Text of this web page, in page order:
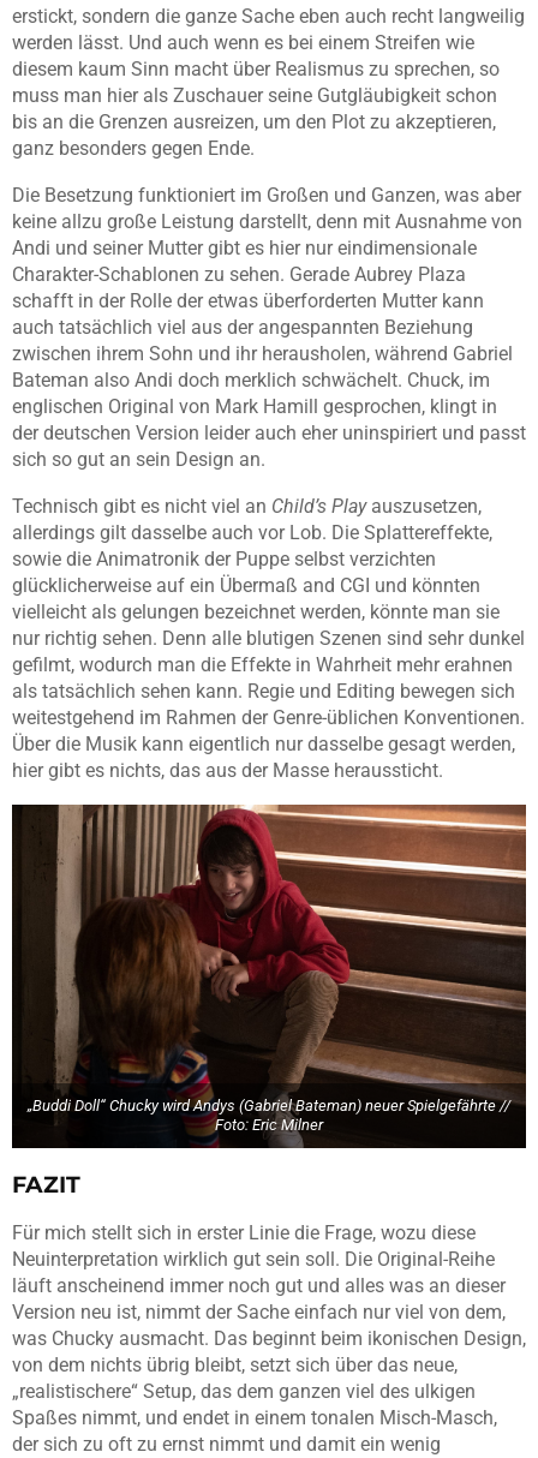
erstickt, sondern die ganze Sache eben auch recht langweilig
werden lässt. Und auch wenn es bei einem Streifen wie
diesem kaum Sinn macht über Realismus zu sprechen, so
muss man hier als Zuschauer seine Gutgläubigkeit schon
bis an die Grenzen ausreizen, um den Plot zu akzeptieren,
ganz besonders gegen Ende.
Die Besetzung funktioniert im Großen und Ganzen, was aber
keine allzu große Leistung darstellt, denn mit Ausnahme von
Andi und seiner Mutter gibt es hier nur eindimensionale
Charakter-Schablonen zu sehen. Gerade Aubrey Plaza
schafft in der Rolle der etwas überforderten Mutter kann
auch tatsächlich viel aus der angespannten Beziehung
zwischen ihrem Sohn und ihr herausholen, während Gabriel
Bateman also Andi doch merklich schwächelt. Chuck, im
englischen Original von Mark Hamill gesprochen, klingt in
der deutschen Version leider auch eher uninspiriert und passt
sich so gut an sein Design an.
Technisch gibt es nicht viel an Child’s Playauszusetzen,
allerdings gilt dasselbe auch vor Lob. Die Splattereffekte,
sowie die Animatronik der Puppe selbst verzichten
glücklicherweise auf ein Übermaß and CGI und könnten
vielleicht als gelungen bezeichnet werden, könnte man sie
nur richtig sehen. Denn alle blutigen Szenen sind sehr dunkel
gefilmt, wodurch man die Effekte in Wahrheit mehr erahnen
als tatsächlich sehen kann. Regie und Editing bewegen sich
weitestgehend im Rahmen der Genre-üblichen Konventionen.
Über die Musik kann eigentlich nur dasselbe gesagt werden,
hier gibt es nichts, das aus der Masse heraussticht.
„Buddi Doll“ Chucky wird Andys (Gabriel Bateman) neuer Spielgefährte //
Foto: Eric Milner
FAZIT
Für mich stellt sich in erster Linie die Frage, wozu diese
Neuinterpretation wirklich gut sein soll. Die Original-Reihe
läuft anscheinend immer noch gut und alles was an dieser
Version neu ist, nimmt der Sache einfach nur viel von dem,
was Chucky ausmacht. Das beginnt beim ikonischen Design,
von dem nichts übrig bleibt, setzt sich über das neue,
„realistischere“ Setup, das dem ganzen viel des ulkigen
Spaßes nimmt, und endet in einem tonalen Misch-Masch,
der sich zu oft zu ernst nimmt und damit ein wenig